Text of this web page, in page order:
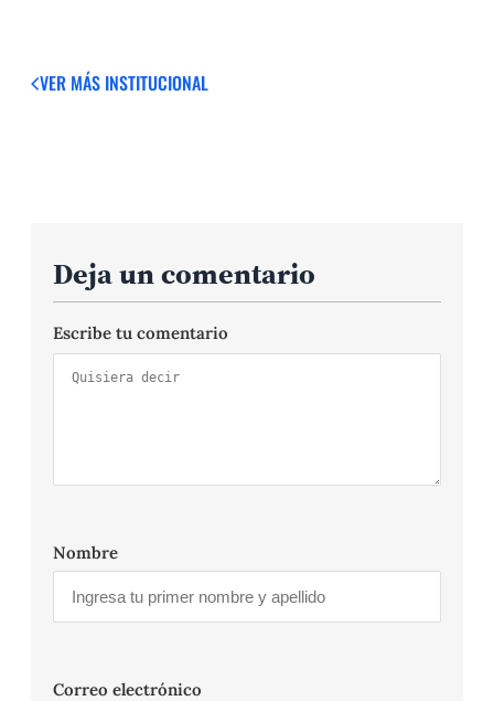
VER MÁS INSTITUCIONAL
Deja un comentario
Escribe tu comentario
Nombre
Correo electrónico